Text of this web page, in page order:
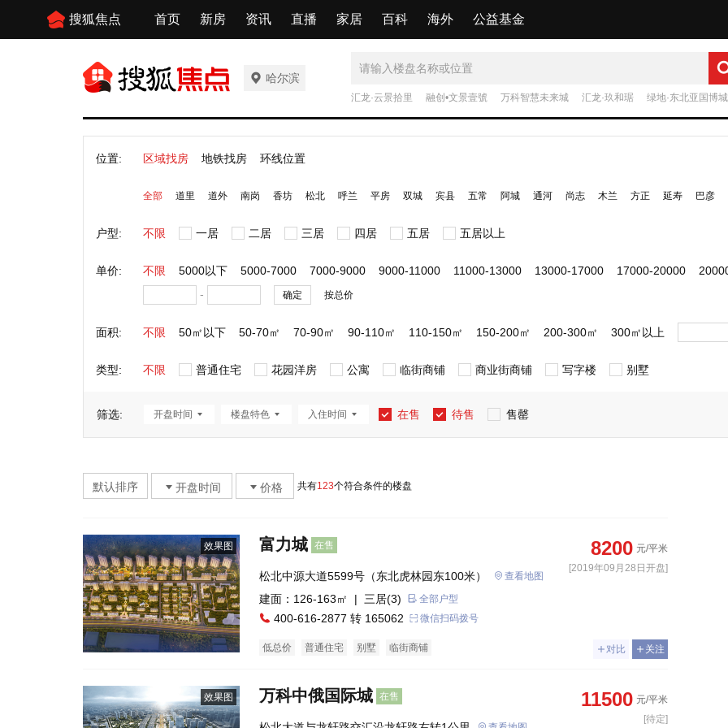
搜狐焦点 首页 新房 资讯 直播 家居 百科 海外 公益基金
哈尔滨
汇龙·云景拾里 融创•文景壹號 万科智慧未来城 汇龙·玖和琚 绿地·东北亚国博城
位置: 区域找房 地铁找房 环线位置
全部 道里 道外 南岗 香坊 松北 呼兰 平房 双城 宾县 五常 阿城 通河 尚志 木兰 方正 延寿 巴彦
户型: 不限 一居 二居 三居 四居 五居 五居以上
单价: 不限 5000以下 5000-7000 7000-9000 9000-11000 11000-13000 13000-17000 17000-20000
-
确定 按总价
面积: 不限 50㎡以下 50-70㎡ 70-90㎡ 90-110㎡ 110-150㎡ 150-200㎡ 200-300㎡ 300㎡以上
类型: 不限 普通住宅 花园洋房 公寓 临街商铺 商业街商铺 写字楼 别墅
筛选: 开盘时间 楼盘特色 入住时间 在售 待售 售罄
默认排序 开盘时间 价格 共有123个符合条件的楼盘
效果图 富力城 在售 8200 元/平米
[2019年09月28日开盘]
松北中源大道5599号（东北虎林园东100米） 查看地图
建面：126-163㎡ | 三居(3) 全部户型
400-616-2877 转 165062 微信扫码拨号
低总价 普通住宅 别墅 临街商铺 对比 关注
效果图 万科中俄国际城 在售 11500 元/平米
[待定]